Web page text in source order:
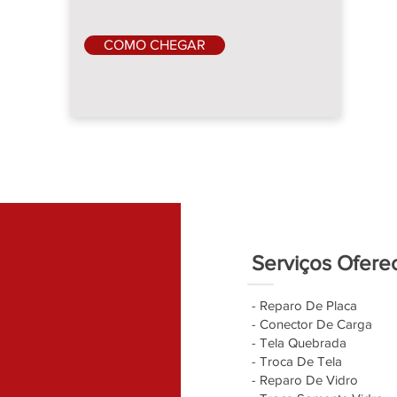
COMO CHEGAR
Serviços
- Reparo De Placa
- Conector De Carga
- Tela Quebrada
- Troca De Tela
- Reparo De Vidro